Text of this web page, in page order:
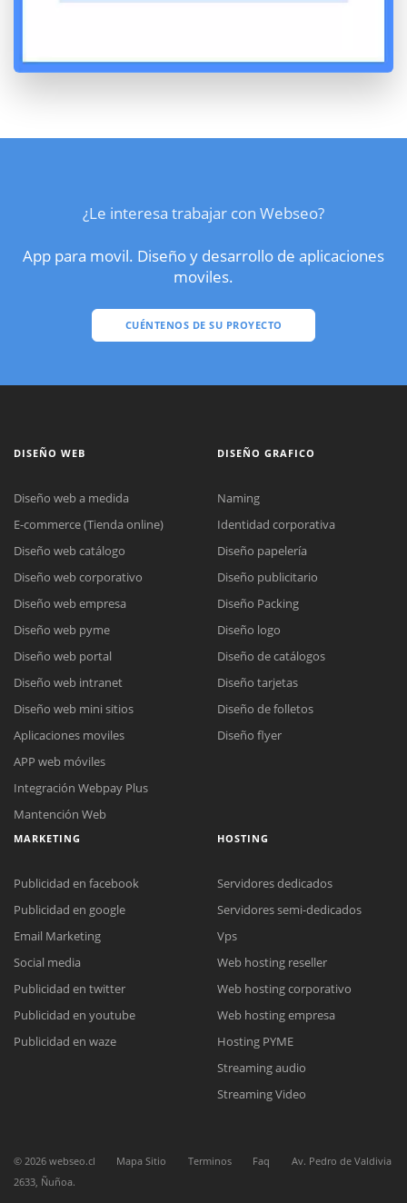
¿Le interesa trabajar con Webseo?
App para movil. Diseño y desarrollo de aplicaciones
moviles.
CUÉNTENOS DE SU PROYECTO
Reunión online
Nuestros ejecutivos le enviarán un correo electrónico con el enlace a
Meet para la reunión online.
Cotización
Chat Online
Todos nuestros ejecutivos están fuera de línea. Complete el formulario
DISEÑO WEB
Diseño web a medida
E-commerce (Tienda online)
Diseño web catálogo
Diseño web corporativo
Diseño web empresa
Diseño web pyme
Diseño web portal
Diseño web intranet
Diseño web mini sitios
Aplicaciones moviles
APP web móviles
Integración Webpay Plus
Mantención Web
DISEÑO GRAFICO
Naming
Identidad corporativa
Diseño papelería
Diseño publicitario
Diseño Packing
Diseño logo
Diseño de catálogos
Diseño tarjetas
Diseño de folletos
Diseño flyer
MARKETING
Publicidad en facebook
Publicidad en google
Email Marketing
Social media
Publicidad en twitter
Publicidad en youtube
Publicidad en waze
HOSTING
Servidores dedicados
Servidores semi-dedicados
Vps
Web hosting reseller
Web hosting corporativo
Web hosting empresa
Hosting PYME
Streaming audio
Streaming Video
© 2026 webseo.cl Mapa Sitio Terminos Faq
Av. Pedro de Valdivia
2633, Ñuñoa.